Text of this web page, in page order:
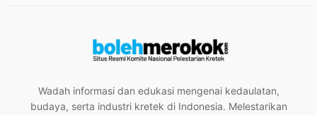
Wadah informasi dan edukasi mengenai kedaulatan,
budaya, serta industri kretek di Indonesia. Melestarikan